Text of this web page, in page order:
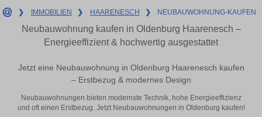
❯ IMMOBILIEN ❯ HAARENESCH ❯ NEUBAUWOHNUNG-KAUFEN
Neubauwohnung kaufen in Oldenburg Haarenesch –
Energieeffizient & hochwertig ausgestattet
Jetzt eine Neubauwohnung in Oldenburg Haarenesch kaufen
– Erstbezug & modernes Design
Neubauwohnungen bieten modernste Technik, hohe Energieeffizienz
und oft einen Erstbezug. Jetzt Neubauwohnungen in Oldenburg kaufen!